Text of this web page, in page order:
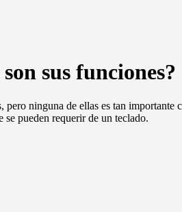
sus funciones?
ninguna de ellas es tan importante
se pueden requerir de un teclado.